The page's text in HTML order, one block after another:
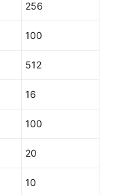
256
100
512
16
100
20
10